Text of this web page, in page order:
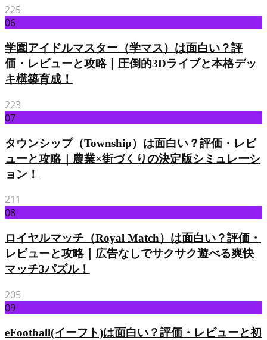
225
06
学園アイドルマスター（学マス）は面白い？評
価・レビューと攻略｜圧倒的3Dライブと本格デッ
キ構築育成！
223
07
タウンシップ（Township）は面白い？評価・レビ
ューと攻略｜農業×街づくりの決定版シミュレーシ
ョン！
211
08
ロイヤルマッチ（Royal Match）は面白い？評価・
レビューと攻略｜広告なしでサクサク遊べる爽快
マッチ3パズル！
205
09
eFootball(イーフト)は面白い？評価・レビューと初